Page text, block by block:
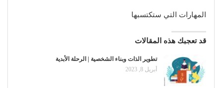
المهارات التي ستكتسبها
قد تعجبك هذه المقالات
تطوير الذات وبناء الشخصية | الرحلة الأبدية
أبريل 8, 2023